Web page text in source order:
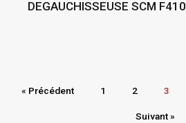
DEGAUCHISSEUSE SCM F410
« Précédent 1 2 3
Suivant »